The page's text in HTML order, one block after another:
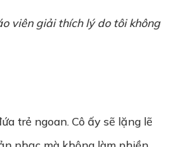
viên giải thích lý do tôi không
trẻ ngoan. Cô ấy sẽ lặng lẽ